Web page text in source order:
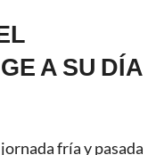
A SU DÍA
fría y pasada